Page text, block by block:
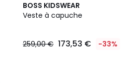
BOSS KIDSWEAR
Veste à capuche
259,00 € 173,53 € -33%